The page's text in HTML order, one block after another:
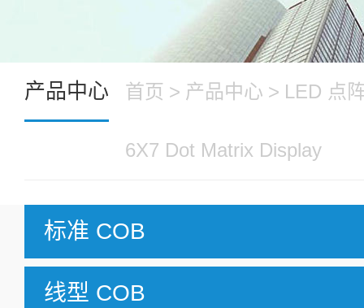
产品中心 首页 > 产品中心 > LED 点
6X7 Dot Matrix Display
标准 COB
线型 COB